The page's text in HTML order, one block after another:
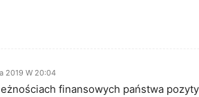
2019 W 20:04
finansowych państwa